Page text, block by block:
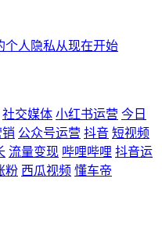
个人隐私从现在开始
社交媒体 小红书运营 今日
公众号运营 抖音 短视频
流量变现 哔哩哔哩 抖音运
粉 西瓜视频 懂车帝